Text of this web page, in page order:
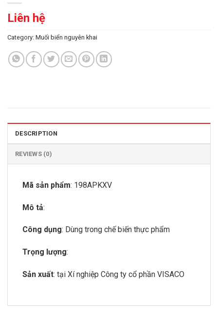
Liên hệ
Category: Muối biển nguyên khai
DESCRIPTION
REVIEWS (0)
Mã sản phẩm: 198APKXV
Mô tả:
Công dụng: Dùng trong chế biến thực phẩm
Trọng lượng:
Sản xuất: tại Xí nghiệp Công ty cổ phần VISACO